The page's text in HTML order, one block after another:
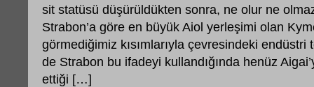
sit statüsü düşürüldükten sonra, ne olur ne
Strabon’a göre en büyük Aiol yerleşimi olan
görmediğimiz kısımlarıyla çevresindeki endüstri
de Strabon bu ifadeyi kullandığında henüz
ettiği […]